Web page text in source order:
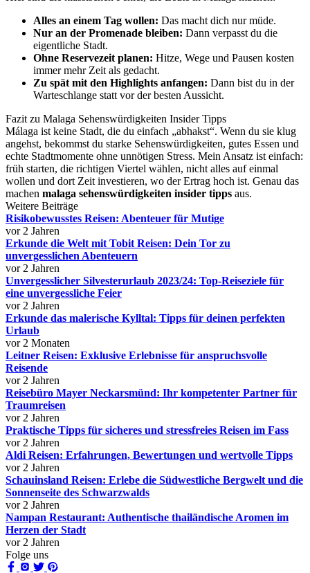
Alles an einem Tag wollen: Das macht dich nur müde.
Nur an der Promenade bleiben: Dann verpasst du die
eigentliche Stadt.
Ohne Reservezeit planen: Hitze, Wege und Pausen kosten
immer mehr Zeit als gedacht.
Zu spät mit den Highlights anfangen: Dann bist du in der
Warteschlange statt vor der besten Aussicht.
Fazit zu Malaga Sehenswürdigkeiten Insider Tipps
Málaga ist keine Stadt, die du einfach „abhakst“. Wenn du sie klug
angehst, bekommst du starke Sehenswürdigkeiten, gutes Essen und
echte Stadtmomente ohne unnötigen Stress. Mein Ansatz ist einfach:
früh starten, die richtigen Viertel wählen, nicht alles auf einmal
wollen und dort Zeit investieren, wo der Ertrag hoch ist. Genau das
machen malaga sehenswürdigkeiten insider tipps aus.
Weitere Beiträge
Risikobewusstes Reisen: Abenteuer für Mutige
vor 2 Jahren
Erkunde die Welt mit Tobit Reisen: Dein Tor zu
unvergesslichen Abenteuern
vor 2 Jahren
Unvergesslicher Silvesterurlaub 2023/24: Top-Reiseziele für
eine unvergessliche Feier
vor 2 Jahren
Erkunde das malerische Kylltal: Tipps für deinen perfekten
Urlaub
vor 2 Monaten
Leitner Reisen: Exklusive Erlebnisse für anspruchsvolle
Reisende
vor 2 Jahren
Reisebüro Mayer Neckarsmünd: Ihr kompetenter Partner für
Traumreisen
vor 2 Jahren
Praktische Tipps für sicheres und stressfreies Reisen im Fass
vor 2 Jahren
Aldi Reisen: Erfahrungen, Bewertungen und wertvolle Tipps
vor 2 Jahren
Schauinsland Reisen: Erlebe die Südwestliche Bergwelt und die
Sonnenseite des Schwarzwalds
vor 2 Jahren
Nampan Restaurant: Authentische thailändische Aromen im
Herzen der Stadt
vor 2 Jahren
Folge uns